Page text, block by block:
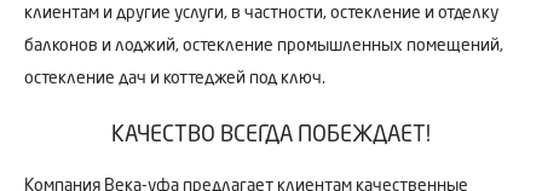
клиентам и другие услуги, в частности, остекление и отделку
балконов и лоджий, остекление промышленных помещений,
остекление дач и коттеджей под ключ.
КАЧЕСТВО ВСЕГДА ПОБЕЖДАЕТ!
Компания Века-уфа предлагает клиентам качественные